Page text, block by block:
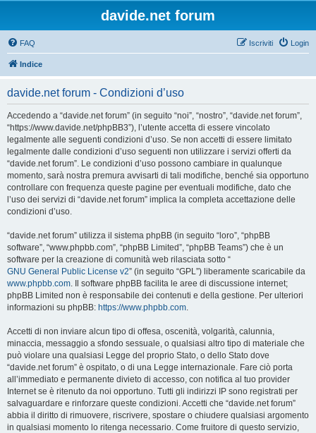
davide.net forum
FAQ Login
Iscriviti
Indice
davide.net forum - Condizioni d’uso
Accedendo a “davide.net forum” (in seguito “noi”, “nostro”, “davide.net forum”,
“https://www.davide.net/phpBB3”), l’utente accetta di essere vincolato
legalmente alle seguenti condizioni d’uso. Se non accetti di essere limitato
legalmente dalle condizioni d’uso seguenti non utilizzare i servizi offerti da
“davide.net forum”. Le condizioni d’uso possono cambiare in qualunque
momento, sarà nostra premura avvisarti di tali modifiche, benché sia opportuno
controllare con frequenza queste pagine per eventuali modifiche, dato che
l’uso dei servizi di “davide.net forum” implica la completa accettazione delle
condizioni d’uso.
“davide.net forum” utilizza il sistema phpBB (in seguito “loro”, “phpBB
software”, “www.phpbb.com”, “phpBB Limited”, “phpBB Teams”) che è un
software per la creazione di comunità web rilasciata sotto “
GNU General Public License v2” (in seguito “GPL”) liberamente scaricabile da
www.phpbb.com. Il software phpBB facilita le aree di discussione internet;
phpBB Limited non è responsabile dei contenuti e della gestione. Per ulteriori
informazioni su phpBB: https://www.phpbb.com.
Accetti di non inviare alcun tipo di offesa, oscenità, volgarità, calunnia,
minaccia, messaggio a sfondo sessuale, o qualsiasi altro tipo di materiale che
può violare una qualsiasi Legge del proprio Stato, o dello Stato dove
“davide.net forum” è ospitato, o di una Legge internazionale. Fare ciò porta
all’immediato e permanente divieto di accesso, con notifica al tuo provider
Internet se è ritenuto da noi opportuno. Tutti gli indirizzi IP sono registrati per
salvaguardare e rinforzare queste condizioni. Accetti che “davide.net forum”
abbia il diritto di rimuovere, riscrivere, spostare o chiudere qualsiasi argomento
in qualsiasi momento lo ritenga necessario. Come fruitore di questo servizio,